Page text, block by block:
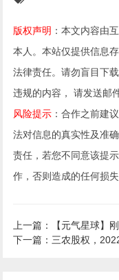
版权声明 ：本文内容由
本人。本站仅提供信息
法律责任。请勿盲目下
违规的内容， 请发送邮
风险提示 ：合作之前建
法对信息的真实性及准
责任，若您不同意该提
作，否则造成的任何损
上一篇：【元气星球】
下一篇：三农股权，